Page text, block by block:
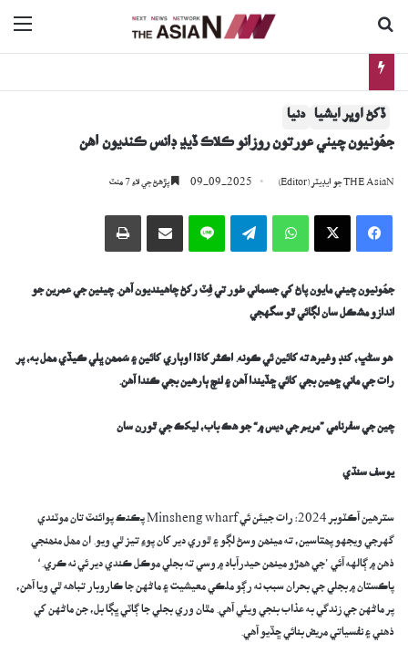
ڏکڻ اوڀر ايشيا دنيا
جھُونيون چيني عورتون روزانو ڪلاڪ ڏيڍ ڊانس ڪنديون آھن
THE AsiaN جو ايڊيٽر (Editor) 09-09-2025 پڙھڻ جي لاءِ 7 منٽ
Facebook
X
WhatsApp
Telegram
Line اي ميل وسيلي ونڊيو پرنٽ
جھُونيون چيني مايون پاڻ کي جسماني طور تي فِٽ رکڻ چاھينديون آھن. چينين جي عمرين جو
اندازو مشڪل سان لڳائي ٿو سگهجي
هو سڻڀ، کنڊ وغيره ته کائين ئي ڪونه. اڪثر کاڌا اوٻاري کائين ۽ سُمھن ڀلي ڪيڏي مھل به، پر
رات جي ماني ڇھين بجي کائي ڇڏيندا آهن ۽ لنچ ٻارهين بجي ڪندا آهن.
چين جي سفرنامي ”مريم جي ديس ۾“ جو ھڪ باب، ليکڪ جي ٿورن سان
يوسف سنڌي
سترھين آڪٽوبر 2024: رات جيئن ئي Minsheng wharf پڪنڪ پوائنٽ تان موٽندي
گهرجي ويجهو پھتاسين، ته مينھن وسڻ لڳو ۽ ٿوري دير کان پوءِ تيز ٿي ويو. ان مھل منھنجي
ذهن ۾ ڳالهه آئي ’جي هھڙو مينھن حيدرآباد ۾ وسي ته بجلي موڪل ڪندي دير ئي نه ڪري.‘
پاڪستان ۾ بجلي جي بحران سبب نه رڳو ملڪي معيشيت ۽ ماڻهن جا ڪاروبار تباهه ٿي ويا آهن،
پر ماڻهن جي زندگي به عذاب بنجي ويئي آهي. مٿان وري بجلي جا ڳاٽي ڀڳا بل، جن ماڻهن کي
ذهني ۽ نفسياتي مريض بنائي ڇڏيو آهي.